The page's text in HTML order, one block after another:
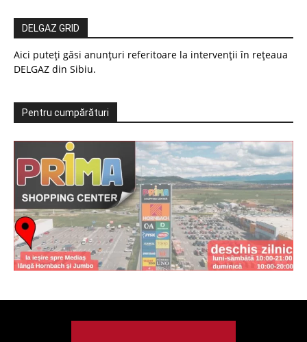
DELGAZ GRID
Aici puteți găsi anunțuri referitoare la intervenții în rețeaua
DELGAZ din Sibiu.
Pentru cumpărături